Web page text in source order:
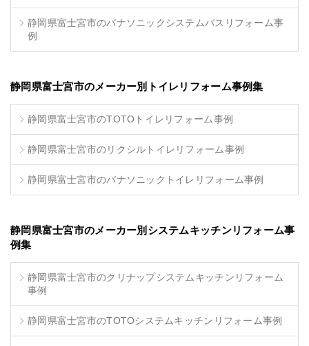
静岡県富士宮市のパナソニックシステムバスリフォーム事
例
静岡県富士宮市のメーカー別トイレリフォーム事例集
静岡県富士宮市のTOTOトイレリフォーム事例
静岡県富士宮市のリクシルトイレリフォーム事例
静岡県富士宮市のパナソニックトイレリフォーム事例
静岡県富士宮市のメーカー別システムキッチンリフォーム事
例集
静岡県富士宮市のクリナップシステムキッチンリフォーム
事例
静岡県富士宮市のTOTOシステムキッチンリフォーム事例